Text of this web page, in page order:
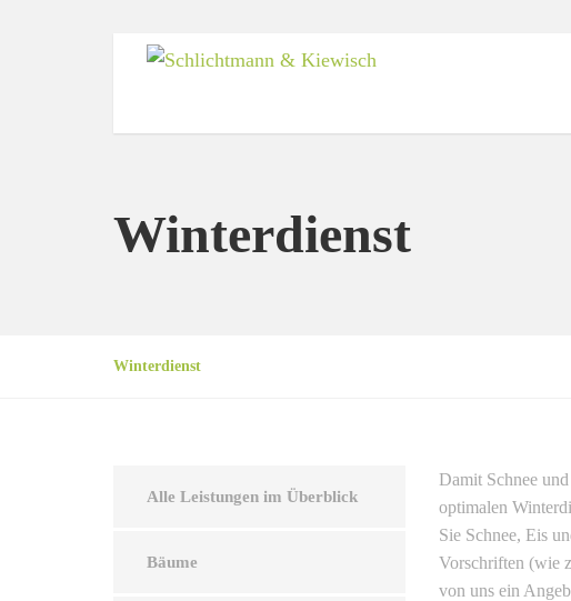
Winterdienst
Winterdienst
Damit Schnee
optimalen
Sie Schnee, Eis
Vorschriften (wie
von uns ein
Alle Leistungen im Überblick
Bäume